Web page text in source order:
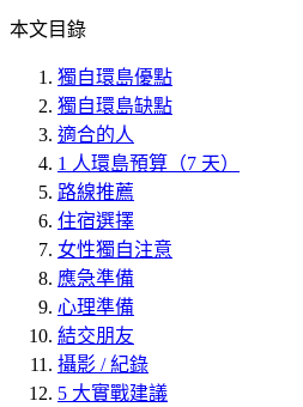
本文目錄
獨自環島優點
獨自環島缺點
適合的人
1 人環島預算（7 天）
路線推薦
住宿選擇
女性獨自注意
應急準備
心理準備
結交朋友
攝影 / 紀錄
5 大實戰建議